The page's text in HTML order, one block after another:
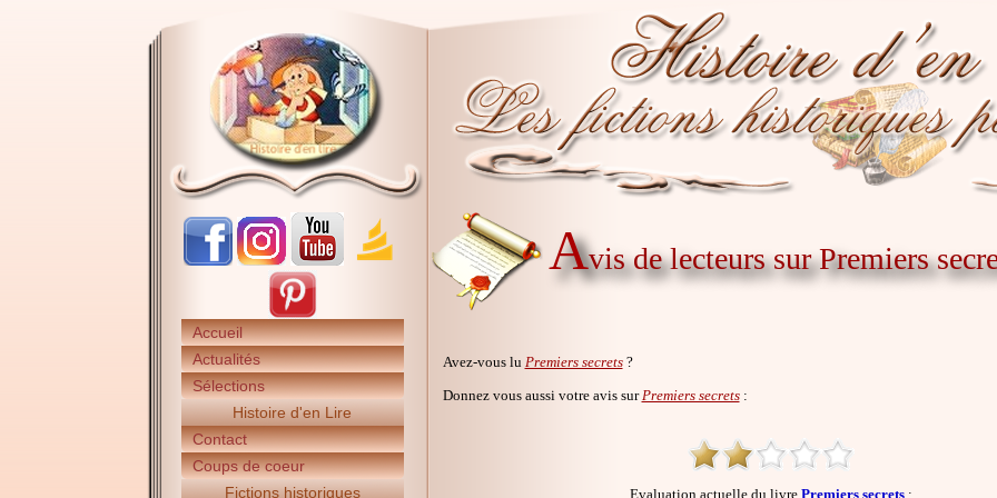
Accueil
Actualités
Sélections
Histoire d'en Lire
Contact
Coups de coeur
Fictions historiques
Avis de lecteurs sur Premiers
Avez-vous lu Premiers secrets?
Donnez vous aussi votre avis sur Premiers secrets:
Evaluation actuelle du livre Premiers secrets: